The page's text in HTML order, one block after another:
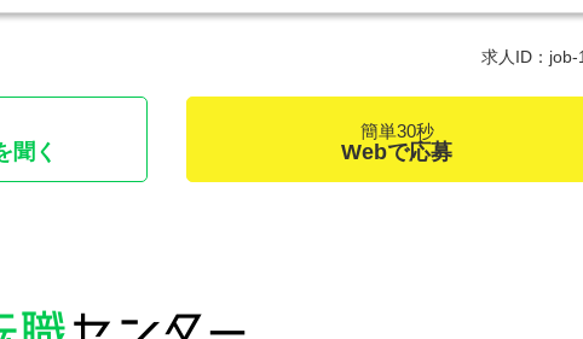
求人ID：job-
聞く
簡単30秒
Webで応募